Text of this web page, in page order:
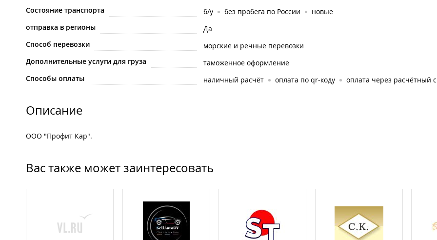
Состояние транспорта
б/у без пробега по России
новые
отправка в регионы
Да
Способ перевозки
морские и речные перевозки
Дополнительные услуги для груза
таможенное оформление
Способы оплаты
наличный расчёт оплата по qr-коду оплата через расчётный
Описание
ООО "Профит Кар".
Вас также может заинтересовать